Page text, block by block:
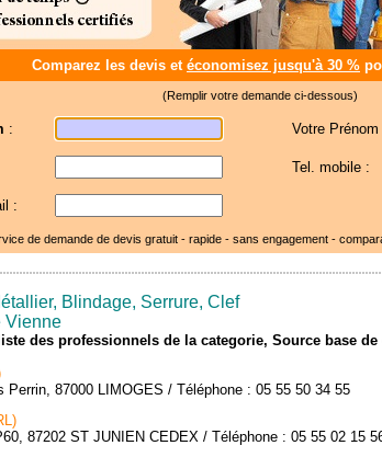
Comparez les devis et économisez jusqu'à 30 %
(Remplir votre demande ci-dessous)
: Votre Prénom
Tel. mobile :
:
de demande de devis gratuit - rapide - sans engagement -
Blindage, Serrure, Clef
Vienne
des professionnels de la categorie, Source base
Perrin, 87000 LIMOGES / Téléphone : 05 55 50 34 55
87202 ST JUNIEN CEDEX / Téléphone : 05 55 02 15